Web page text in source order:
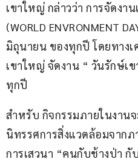
เขาใหญ่ กล่าวว่า การจัดงา
(WORLD ENVRONMENT
มิถุนายน ของทุกปี โดยทาง
เขาใหญ่ จัดงาน “ วันรักษ์เ
ทุกปี
สำหรับ กิจกรรมภายในงาน
นิทรรศการสิ่งแวดล้อมจาก
การเสวนา “คนกับช้างป่า